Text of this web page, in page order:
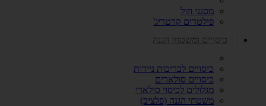
מסנני חול
פילטרים קרטריג'
כיסויים ומשטחי הגנה
כיסויים לבריכות ניידות
כיסויים סולארים
מגלולים לכיסוי סולארי
משטחי הגנה (פלציב)